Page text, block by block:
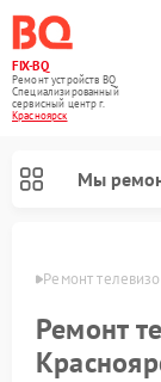
FIX-BQ
Ремонт устройств BQ
Специализированный
cервисный центр г.
Красноярск
Мы
Ремонт
Ремонт